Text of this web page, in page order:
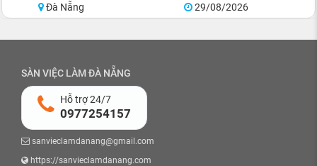
Đà Nẵng
29/08/2026
SÀN VIỆC LÀM ĐÀ NẴNG
Hỗ trợ 24/7
0977254157
sanvieclamdanang@gmail.com
https://sanvieclamdanang.com